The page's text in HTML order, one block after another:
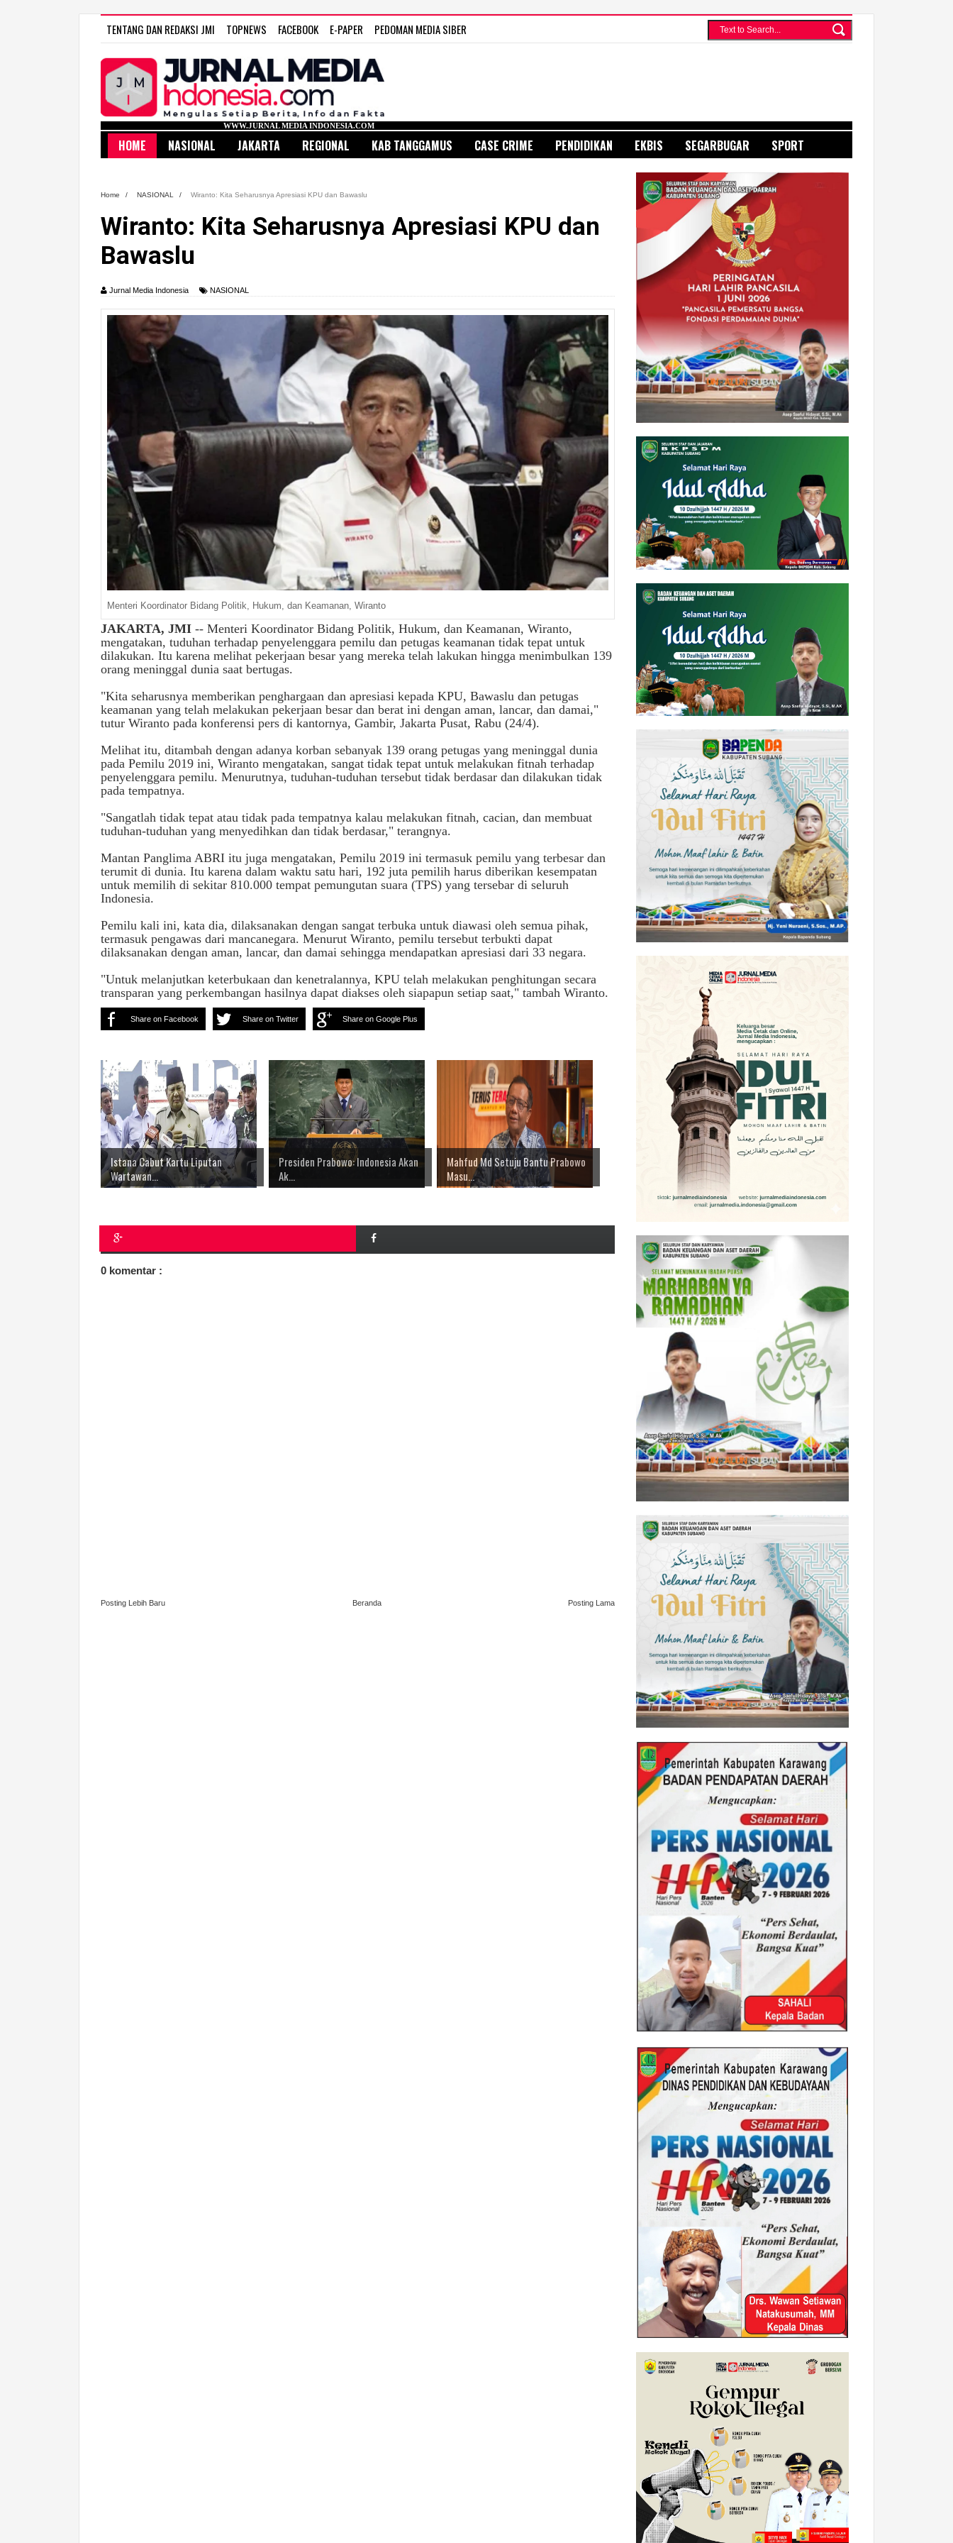
TENTANG DAN REDAKSI JMI TOPNEWS FACEBOOK E-PAPER PEDOMAN MEDIA SIBER
WWW.JURNAL MEDIA INDONESIA.COM
HOME NASIONAL JAKARTA REGIONAL KAB TANGGAMUS CASE CRIME PENDIDIKAN EKBIS SEGARBUGAR SPORT
Home / NASIONAL / Wiranto: Kita Seharusnya Apresiasi KPU dan Bawaslu
Wiranto: Kita Seharusnya Apresiasi KPU dan
Bawaslu
Jurnal Media Indonesia NASIONAL
Menteri Koordinator Bidang Politik, Hukum, dan Keamanan, Wiranto
JAKARTA, JMI -- Menteri Koordinator Bidang Politik, Hukum, dan Keamanan, Wiranto,
mengatakan, tuduhan terhadap penyelenggara pemilu dan petugas keamanan tidak tepat untuk
dilakukan. Itu karena melihat pekerjaan besar yang mereka telah lakukan hingga menimbulkan 139
orang meninggal dunia saat bertugas.
"Kita seharusnya memberikan penghargaan dan apresiasi kepada KPU, Bawaslu dan petugas
keamanan yang telah melakukan pekerjaan besar dan berat ini dengan aman, lancar, dan damai,"
tutur Wiranto pada konferensi pers di kantornya, Gambir, Jakarta Pusat, Rabu (24/4).
Melihat itu, ditambah dengan adanya korban sebanyak 139 orang petugas yang meninggal dunia
pada Pemilu 2019 ini, Wiranto mengatakan, sangat tidak tepat untuk melakukan fitnah terhadap
penyelenggara pemilu. Menurutnya, tuduhan-tuduhan tersebut tidak berdasar dan dilakukan tidak
pada tempatnya.
"Sangatlah tidak tepat atau tidak pada tempatnya kalau melakukan fitnah, cacian, dan membuat
tuduhan-tuduhan yang menyedihkan dan tidak berdasar," terangnya.
Mantan Panglima ABRI itu juga mengatakan, Pemilu 2019 ini termasuk pemilu yang terbesar dan
terumit di dunia. Itu karena dalam waktu satu hari, 192 juta pemilih harus diberikan kesempatan
untuk memilih di sekitar 810.000 tempat pemungutan suara (TPS) yang tersebar di seluruh
Indonesia.
Pemilu kali ini, kata dia, dilaksanakan dengan sangat terbuka untuk d‎iawasi oleh semua pihak,
termasuk pengawas dari mancanegara. Menurut Wiranto, pemilu tersebut terbukti dapat
dilaksanakan dengan aman, lancar, dan damai sehingga mendapatkan apresiasi dari 33 negara.
"Untuk melanjutkan keterbukaan dan kenetralannya, KPU telah melakukan penghitungan secara
transparan yang perkembangan hasilnya dapat diakses oleh siapapun setiap saat," tambah Wiranto.
Share on Facebook Share on Twitter Share on Google Plus
Istana Cabut Kartu Liputan
Wartawan...
Presiden Prabowo: Indonesia Akan
Ak...
Mahfud Md Setuju Bantu Prabowo
Masu...
0 komentar :
Posting Lebih Baru Posting Lama
Beranda